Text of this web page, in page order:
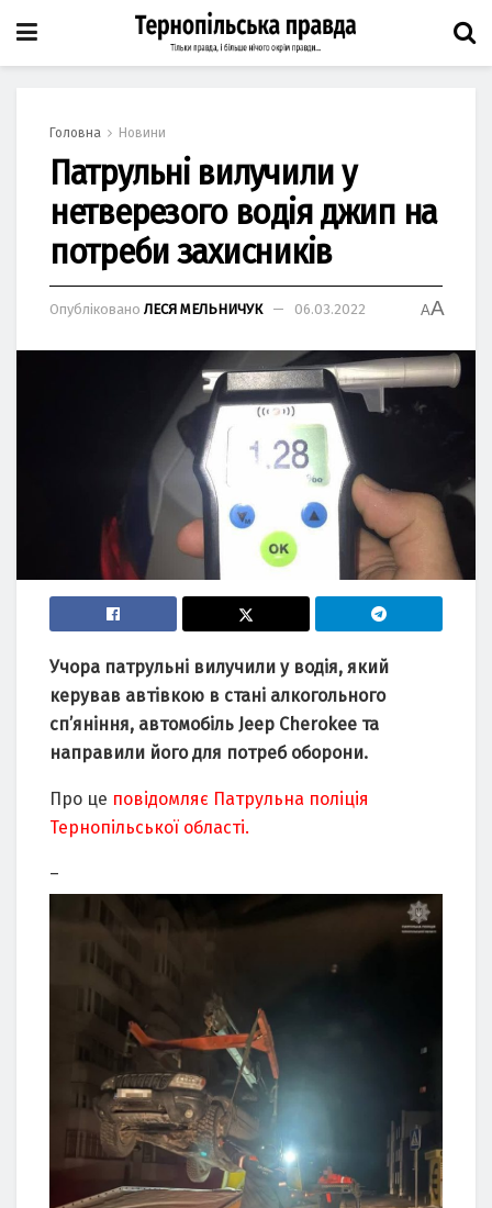
Головна Новини
Патрульні вилучили у
нетверезого водія джип на
потреби захисників
Опубліковано ЛЕСЯ МЕЛЬНИЧУК 06.03.2022 AA
Учора патрульні вилучили у водія, який
керував автівкою в стані алкогольного
сп’яніння, автомобіль Jeep Cherokee та
направили його для потреб оборони.
Про це повідомляє Патрульна поліція
Тернопільської області.
–